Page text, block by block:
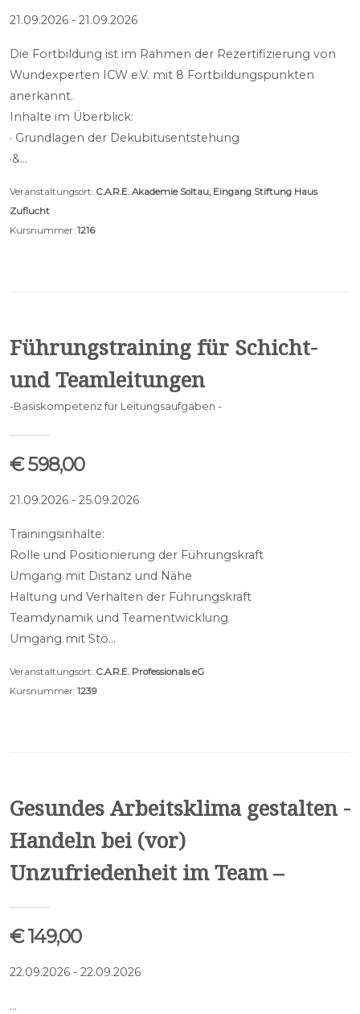
21.09.2026 - 21.09.2026
Die Fortbildung ist im Rahmen der Rezertifizierung von
Wundexperten ICW e.V. mit 8 Fortbildungspunkten
anerkannt.
Inhalte im Überblick:
· Grundlagen der Dekubitusentstehung
·&…
Veranstaltungsort: C.A.R.E. Akademie Soltau, Eingang Stiftung Haus
Zuflucht
Kursnummer: 1216
Führungstraining für Schicht-
und Teamleitungen
-Basiskompetenz für Leitungsaufgaben -
€ 598,00
21.09.2026 - 25.09.2026
Trainingsinhalte:
Rolle und Positionierung der Führungskraft
Umgang mit Distanz und Nähe
Haltung und Verhalten der Führungskraft
Teamdynamik und Teamentwicklung
Umgang mit Stö…
Veranstaltungsort: C.A.R.E. Professionals eG
Kursnummer: 1239
Gesundes Arbeitsklima gestalten -
Handeln bei (vor)
Unzufriedenheit im Team –
€ 149,00
22.09.2026 - 22.09.2026
…